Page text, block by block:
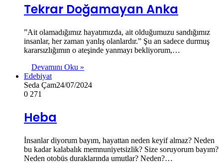
Tekrar Doğamayan Anka
”Ait olamadığımız hayatımızda, ait olduğumuzu sandığımız
insanlar, her zaman yanlış olanlardır.” Şu an sadece durmuş
kararsızlığımın o ateşinde yanmayı bekliyorum,…
Devamını Oku »
Edebiyat
Seda Çam24/07/2024
0 271
Heba
İnsanlar diyorum bayım, hayattan neden keyif almaz? Neden
bu kadar kalabalık memnuniyetsizlik? Size soruyorum bayım?
Neden otobüs duraklarında umutlar? Neden?…